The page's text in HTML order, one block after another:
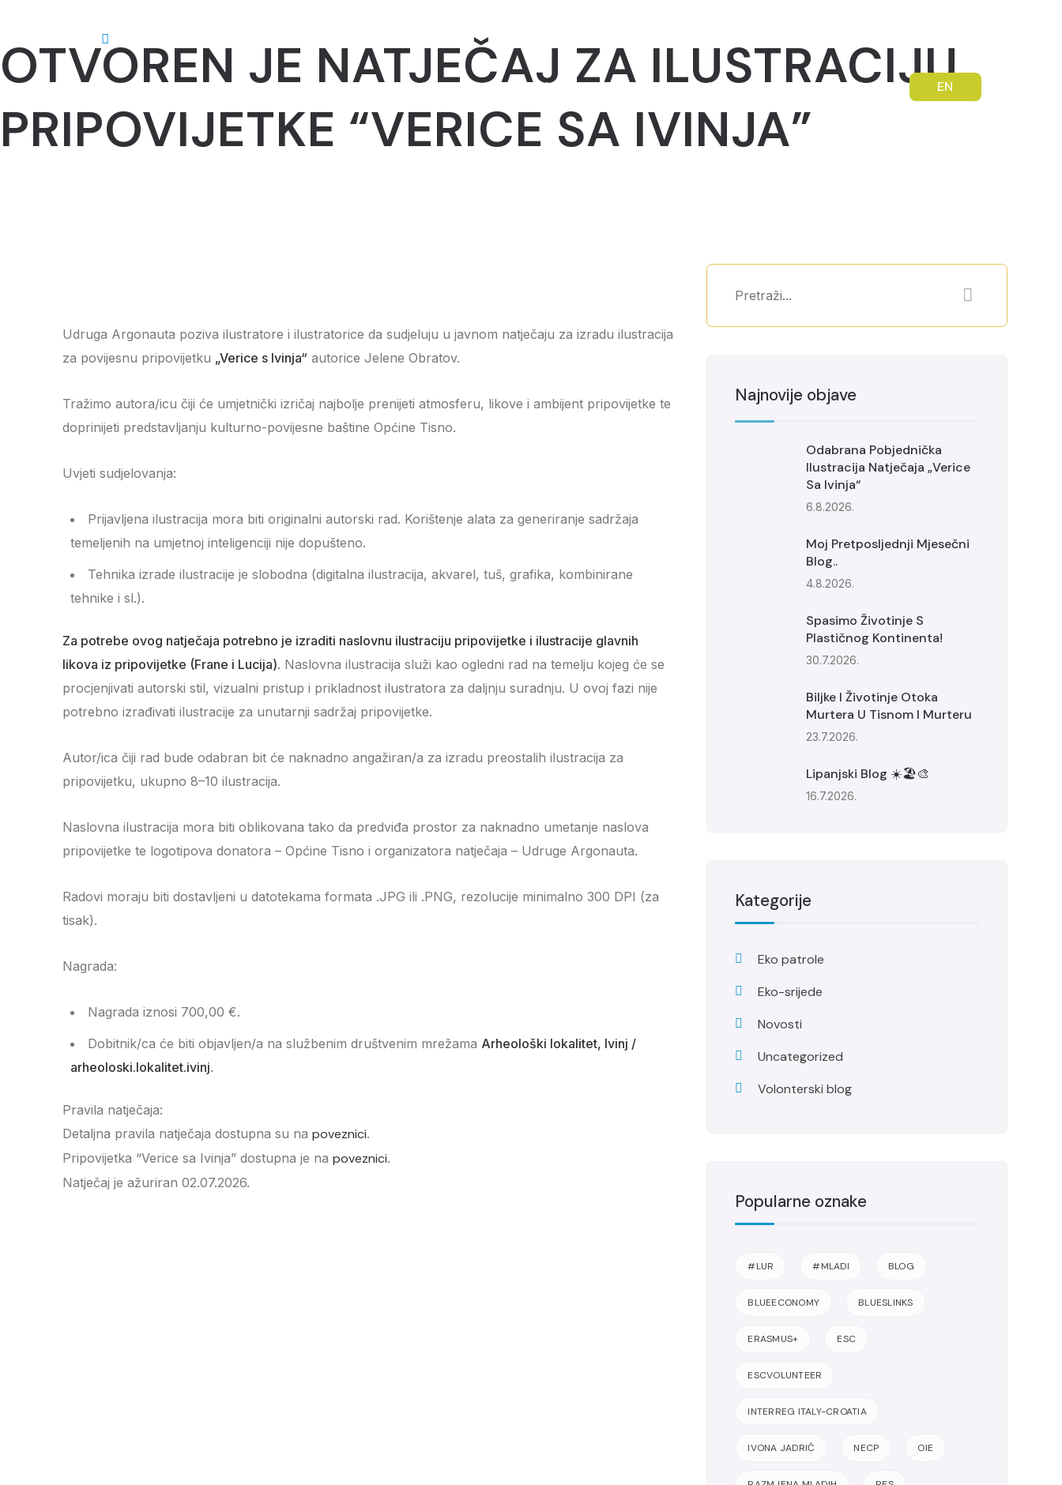
O nama Novosti Projekti Edukacijski programi Mobilnost mladih Kontakt EN
OTVOREN JE NATJEČAJ ZA ILUSTRACIJU
PRIPOVIJETKE “VERICE SA IVINJA”
Udruga Argonauta poziva ilustratore i ilustratorice da sudjeluju u javnom natječaju za izradu ilustracija
za povijesnu pripovijetku „Verice s Ivinja“ autorice Jelene Obratov.
Tražimo autora/icu čiji će umjetnički izričaj najbolje prenijeti atmosferu, likove i ambijent pripovijetke te
doprinijeti predstavljanju kulturno-povijesne baštine Općine Tisno.
Uvjeti sudjelovanja:
Prijavljena ilustracija mora biti originalni autorski rad. Korištenje alata za generiranje sadržaja
temeljenih na umjetnoj inteligenciji nije dopušteno.
Tehnika izrade ilustracije je slobodna (digitalna ilustracija, akvarel, tuš, grafika, kombinirane
tehnike i sl.).
Za potrebe ovog natječaja potrebno je izraditi naslovnu ilustraciju pripovijetke i ilustracije glavnih
likova iz pripovijetke (Frane i Lucija). Naslovna ilustracija služi kao ogledni rad na temelju kojeg će se
procjenjivati autorski stil, vizualni pristup i prikladnost ilustratora za daljnju suradnju. U ovoj fazi nije
potrebno izrađivati ilustracije za unutarnji sadržaj pripovijetke.
Autor/ica čiji rad bude odabran bit će naknadno angažiran/a za izradu preostalih ilustracija za
pripovijetku, ukupno 8–10 ilustracija.
Naslovna ilustracija mora biti oblikovana tako da predviđa prostor za naknadno umetanje naslova
pripovijetke te logotipova donatora – Općine Tisno i organizatora natječaja – Udruge Argonauta.
Radovi moraju biti dostavljeni u datotekama formata .JPG ili .PNG, rezolucije minimalno 300 DPI (za
tisak).
Nagrada:
Nagrada iznosi 700,00 €.
Dobitnik/ca će biti objavljen/a na službenim društvenim mrežama Arheološki lokalitet, Ivinj /
arheoloski.lokalitet.ivinj.
Pravila natječaja:
Detaljna pravila natječaja dostupna su na poveznici.
Pripovijetka “Verice sa Ivinja” dostupna je na poveznici.
Natječaj je ažuriran 02.07.2026.
Najnovije objave
Odabrana Pobjednička
Ilustracija Natječaja „Verice
Sa Ivinja“
6.8.2026.
Moj Pretposljednji Mjesečni
Blog..
4.8.2026.
Spasimo Životinje S
Plastičnog Kontinenta!
30.7.2026.
Biljke I Životinje Otoka
Murtera U Tisnom I Murteru
23.7.2026.
Lipanjski Blog ☀️🏖️🎨
16.7.2026.
Kategorije
Eko patrole
Eko-srijede
Novosti
Uncategorized
Volonterski blog
Popularne oznake
#LUR #MLADI BLOG
BLUEECONOMY BLUESLINKS
ERASMUS+ ESC
ESCVOLUNTEER
INTERREG ITALY-CROATIA
IVONA JADRIĆ NECP OIE